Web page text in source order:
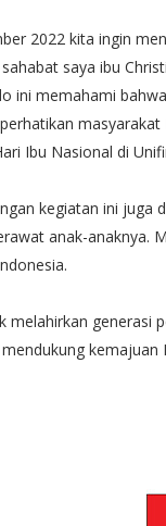
2022 kita ingin
saya ibu
ini memahami
Ibu Nasional di
kegiatan ini juga
anak-anaknya.
melahirkan generasi
kemajuan